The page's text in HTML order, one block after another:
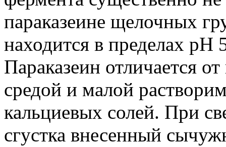
параказеине щелочных
находится в пределах pH
Параказеин отличается
средой и малой
кальциевых солей. При
сгустка внесенный